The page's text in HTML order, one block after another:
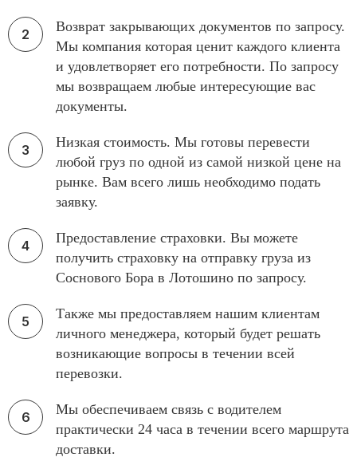
Возврат закрывающих документов по запросу.
Мы компания которая ценит каждого клиента
и удовлетворяет его потребности. По запросу
мы возвращаем любые интересующие вас
документы.
Низкая стоимость. Мы готовы перевести
любой груз по одной из самой низкой цене на
рынке. Вам всего лишь необходимо подать
заявку.
Предоставление страховки. Вы можете
получить страховку на отправку груза из
Соснового Бора в Лотошино по запросу.
Также мы предоставляем нашим клиентам
личного менеджера, который будет решать
возникающие вопросы в течении всей
перевозки.
Мы обеспечиваем связь с водителем
практически 24 часа в течении всего маршрута
доставки.